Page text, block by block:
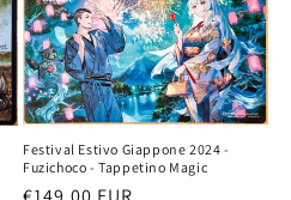
Festival Estivo Giappone 2024 -
Fuzichoco - Tappetino Magic